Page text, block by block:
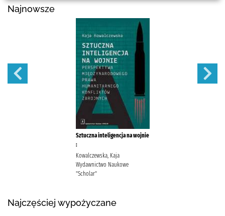
Najnowsze
Sztuczna inteligencja na wojnie
:
Kowalczewska, Kaja
Wydawnictwo Naukowe
"Scholar"
Najczęściej wypożyczane